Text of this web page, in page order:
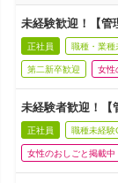
未経験歓迎！【管
正社員 職種・業種
第二新卒歓迎 女性
未経験者歓迎！
正社員 職種未経験
女性のおしごと掲載中